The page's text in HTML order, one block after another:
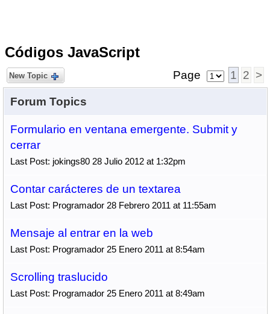
Códigos JavaScript
New Topic Page 1 2 >
Forum Topics
Formulario en ventana emergente. Submit y
cerrar
Last Post: jokings80 28 Julio 2012 at 1:32pm
Contar carácteres de un textarea
Last Post: Programador 28 Febrero 2011 at 11:55am
Mensaje al entrar en la web
Last Post: Programador 25 Enero 2011 at 8:54am
Scrolling traslucido
Last Post: Programador 25 Enero 2011 at 8:49am